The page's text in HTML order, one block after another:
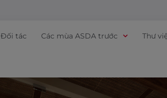
Đối tác Các mùa ASDA trước Thư